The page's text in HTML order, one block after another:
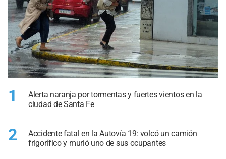
1
Alerta naranja por tormentas y fuertes vientos en la
ciudad de Santa Fe
2
Accidente fatal en la Autovía 19: volcó un camión
frigorífico y murió uno de sus ocupantes